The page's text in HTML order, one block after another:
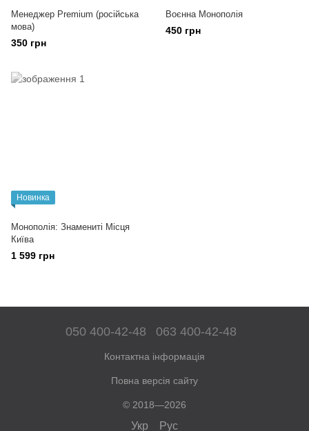
Менеджер Premium (російська
мова)
350 грн
Воєнна Монополія
450 грн
Новинка
Монополія: Знамениті Місця
Київа
1 599 грн
050 400-42-48 063 400-42-48
Контактна інформація
Повна версія сайту
© 2018—2026
Укр Рус